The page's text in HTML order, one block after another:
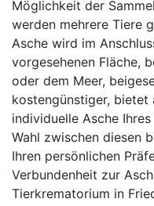
Möglichkeit der
werden mehrere Tiere
Asche wird im
vorgesehenen Fläche,
oder dem Meer,
kostengünstiger,
individuelle Asche
Wahl zwischen diesen
Ihren persönlichen
Verbundenheit zur
Tierkrematorium in